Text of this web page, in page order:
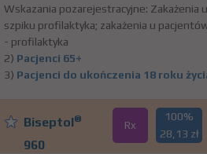
Wskazania pozarejestracyjne: Zakażenia
szpiku profilaktyka; zakażenia u
- profilaktyka
2) Pacjenci 65+
3) Pacjenci do ukończenia 18 roku
Biseptol®
960
Rx
100%
28,13 zł